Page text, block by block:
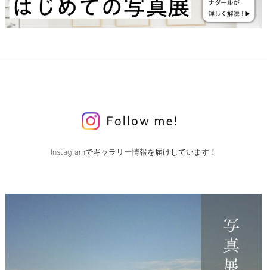
Instagramでギャラリー情報を届けしています！